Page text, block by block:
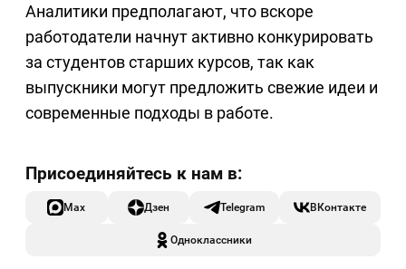
Аналитики предполагают, что вскоре
работодатели начнут активно конкурировать
за студентов старших курсов, так как
выпускники могут предложить свежие идеи и
современные подходы в работе.
Max Дзен Telegram ВКонтакте
Одноклассники